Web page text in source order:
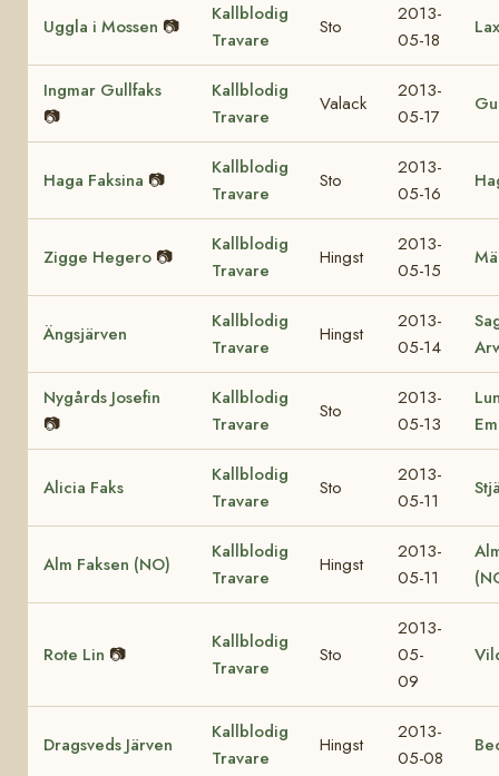
Uggla i Mossen 📷
Kallblodig
Travare
Sto
2013-
05-18
Ingmar Gullfaks
📷
Kallblodig
Travare
Valack
2013-
05-17
Haga Faksina 📷
Kallblodig
Travare
Sto
2013-
05-16
Zigge Hegero 📷
Kallblodig
Travare
Hingst
2013-
05-15
Ängsjärven
Kallblodig
Travare
Hingst
2013-
05-14
Nygårds Josefin
📷
Kallblodig
Travare
Sto
2013-
05-13
Alicia Faks
Kallblodig
Travare
Sto
2013-
05-11
Alm Faksen (NO)
Kallblodig
Travare
Hingst
2013-
05-11
Rote Lin 📷
Kallblodig
Travare
Sto
2013-
05-
09
Dragsveds Järven
Kallblodig
Travare
Hingst
2013-
05-08